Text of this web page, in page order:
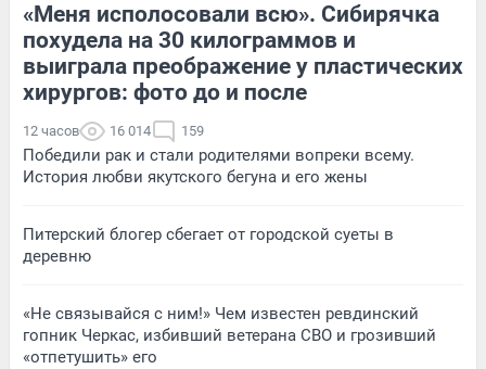
«Меня исполосовали всю». Сибирячка
похудела на 30 килограммов и
выиграла преображение у пластических
хирургов: фото до и после
12 часов 16 014 159
Победили рак и стали родителями вопреки всему.
История любви якутского бегуна и его жены
Питерский блогер сбегает от городской суеты в
деревню
«Не связывайся с ним!» Чем известен ревдинский
гопник Черкас, избивший ветерана СВО и грозивший
«отпетушить» его